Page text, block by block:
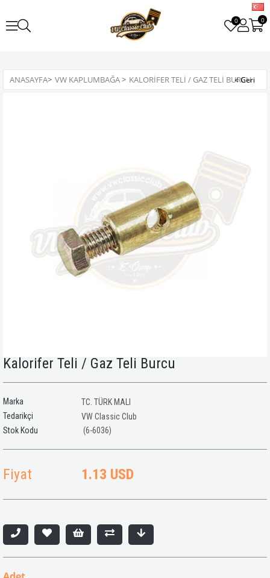
0 0
ANASAYFA> VW KAPLUMBAĞA> KALORIFER TELI / GAZ TELI BURCU
Kalorifer Teli / Gaz Teli Burcu
Marka
TC. TÜRK MALI
Tedarikçi
VW Classic Club
(6-6036)
Fiyat 1.13 USD